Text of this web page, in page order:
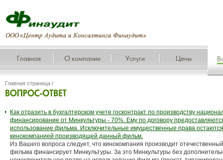
Главная О компании Услуги Цены
Главная страница /
Как отразить в бухгалтерском учете госконтракт по производству
финансирование от Минкультуры - 70%. Ему по договору
использование фильма. Исключительные имущественные права
кинокомпанией производящей данный фильм.
Из Вашего вопроса следует, что кинокомпания производит
фильма финансирует Минкультуры. За это Минкультуры без